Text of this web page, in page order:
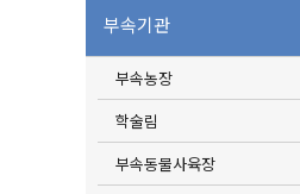
부속기관
부속농장
학술림
부속동물사육장